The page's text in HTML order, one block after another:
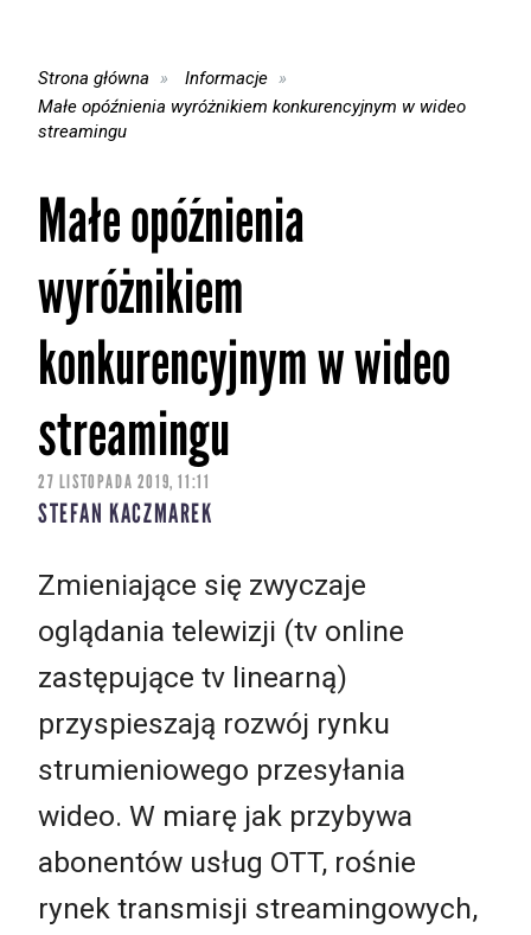
Strona główna
Informacje
Małe opóźnienia wyróżnikiem konkurencyjnym w wideo
streamingu
Małe opóźnienia
wyróżnikiem
konkurencyjnym w wideo
streamingu
27 LISTOPADA 2019, 11:11
STEFAN KACZMAREK
Zmieniające się zwyczaje
oglądania telewizji (tv online
zastępujące tv linearną)
przyspieszają rozwój rynku
strumieniowego przesyłania
wideo. W miarę jak przybywa
abonentów usług OTT, rośnie
rynek transmisji streamingowych,